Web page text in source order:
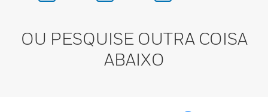
OU PESQUISE OUTRA COISA
ABAIXO